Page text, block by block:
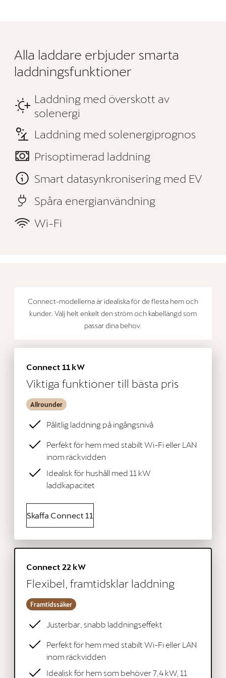
Alla laddare erbjuder smarta
laddningsfunktioner
Laddning med överskott av
solenergi
Laddning med solenergiprognos
Prisoptimerad laddning
Smart datasynkronisering med EV
Spåra energianvändning
Wi-Fi
Connect-modellerna är idealiska för de flesta hem och
kunder. Välj helt enkelt den ström och kabellängd som
passar dina behov.
Connect 11 kW
Viktiga funktioner till bästa pris
Allrounder
Pålitlig laddning på ingångsnivå
Perfekt för hem med stabilt Wi-Fi eller LAN
inom räckvidden
Idealisk för hushåll med 11 kW
laddkapacitet
Skaffa Connect 11
Connect 22 kW
Flexibel, framtidsklar laddning
Framtidssäker
Justerbar, snabb laddningseffekt
Perfekt för hem med stabilt Wi-Fi eller LAN
inom räckvidden
Idealisk för hem som behöver 7,4 kW, 11